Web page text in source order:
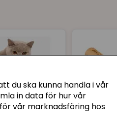
du ska kunna handla i vår
in data för hur vår
vår marknadsföring hos
Tillverkad av BPA-fria